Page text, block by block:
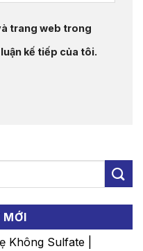
trang web trong
kế tiếp của tôi.
MỚI
Không Sulfate |